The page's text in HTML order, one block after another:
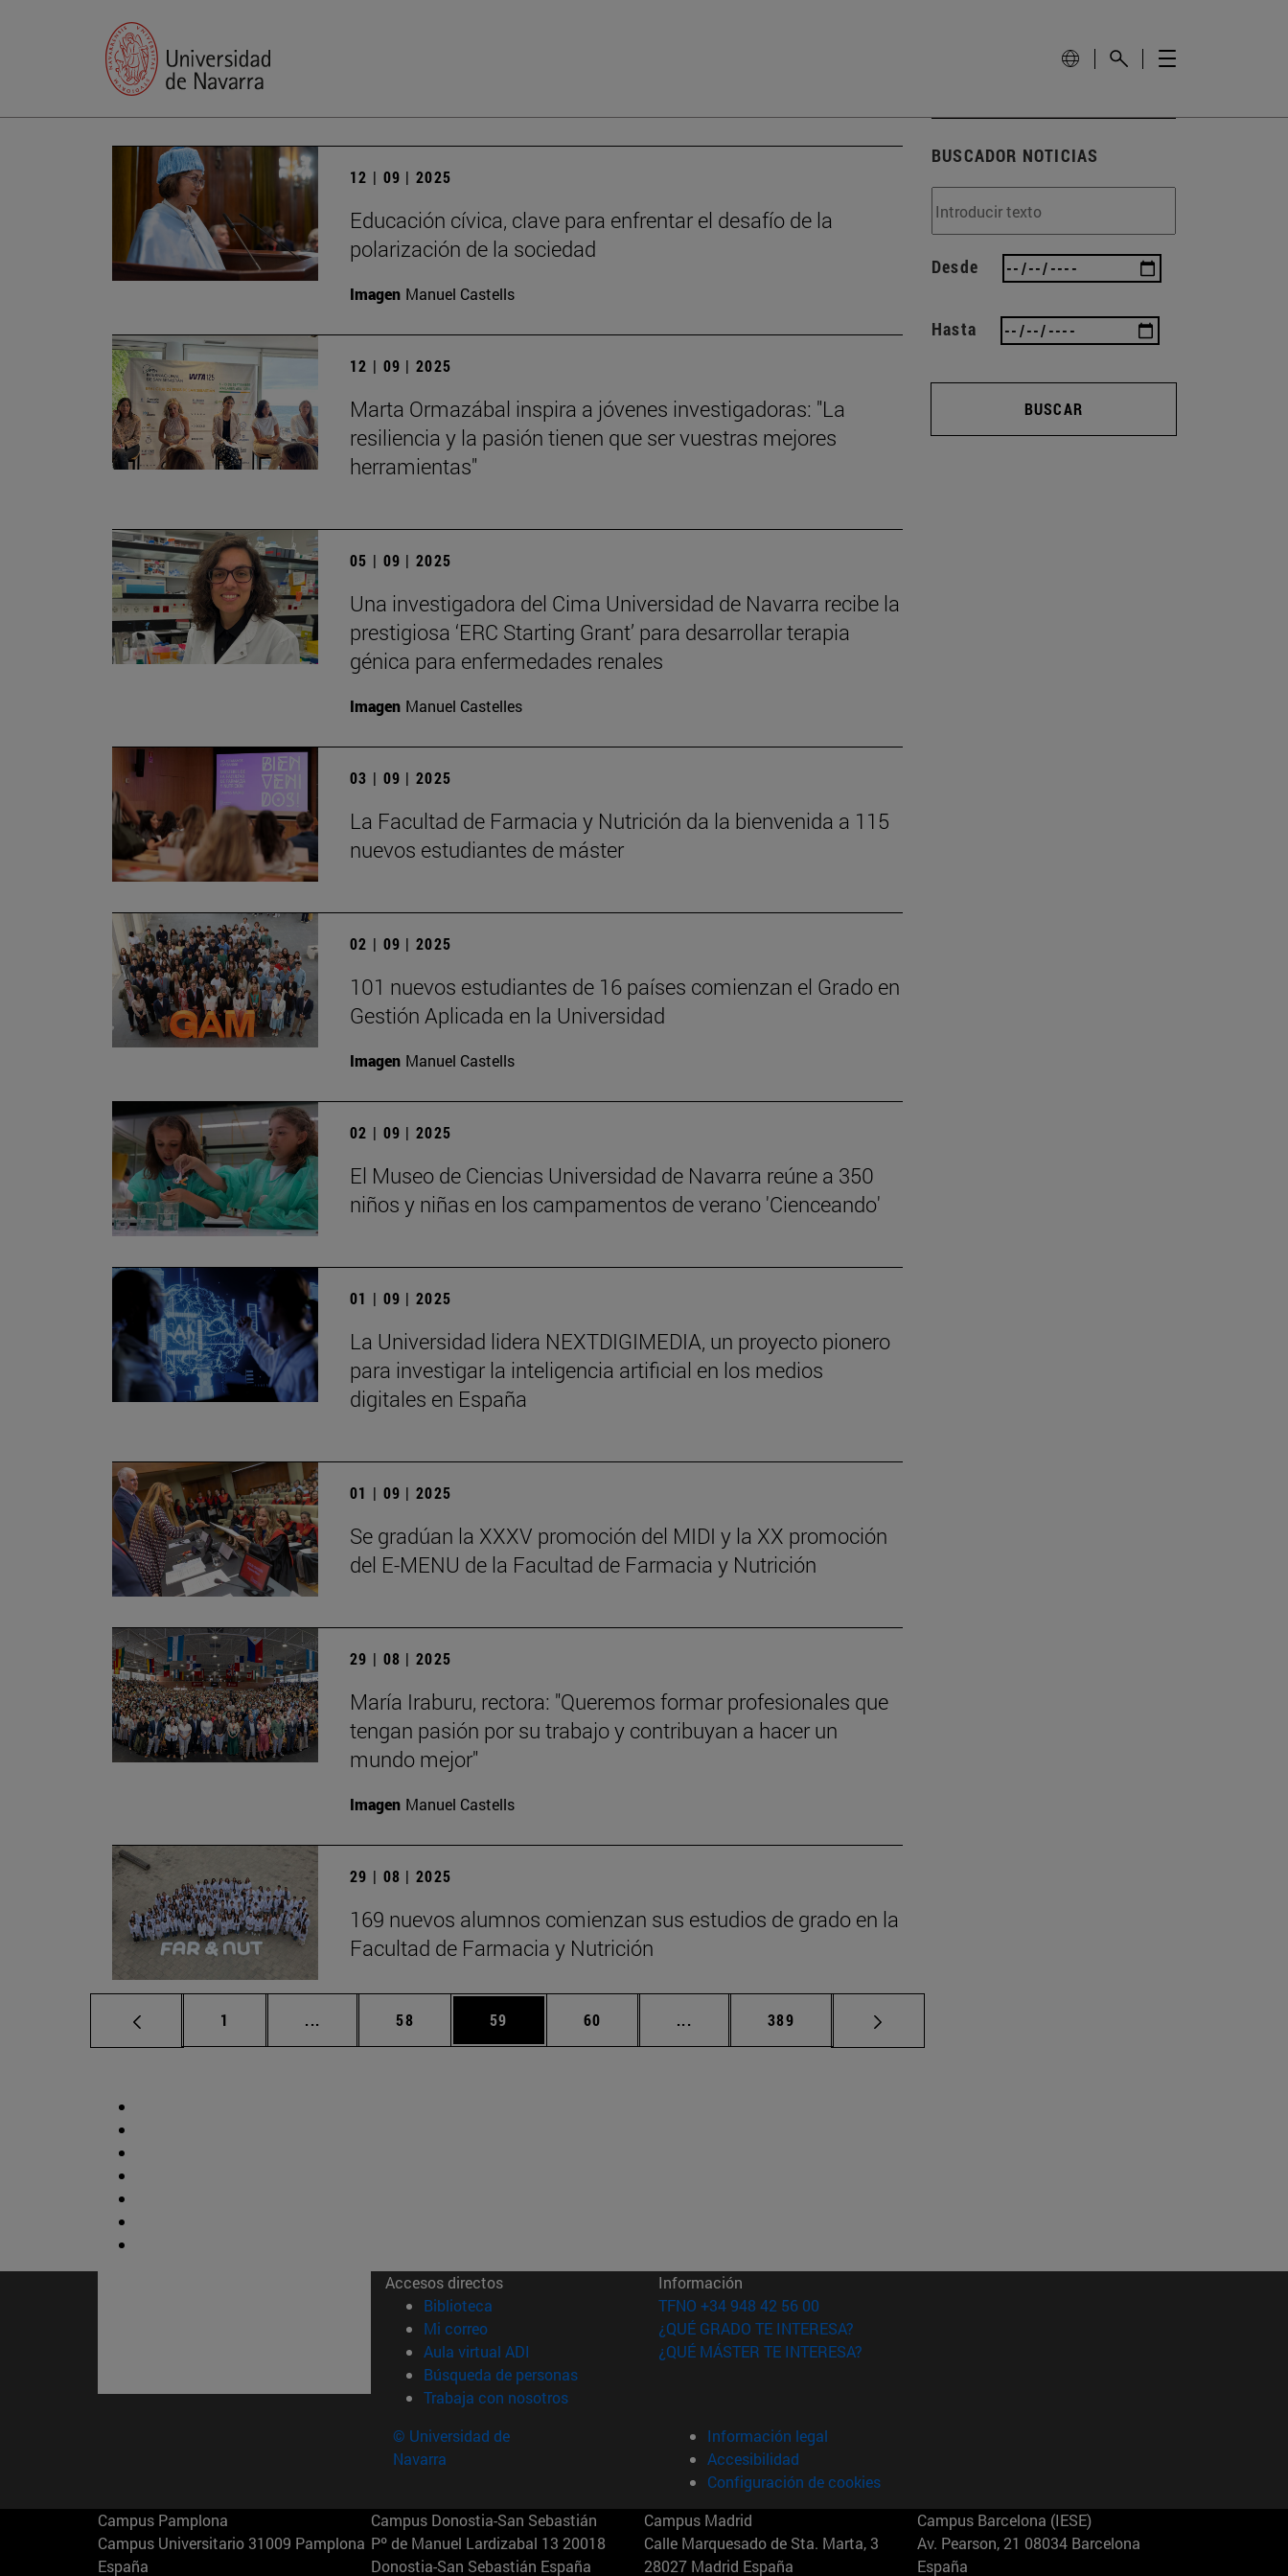
12 | 09 | 2025
Educación cívica, clave para enfrentar el desafío de la
polarización de la sociedad
Imagen Manuel Castells
12 | 09 | 2025
Marta Ormazábal inspira a jóvenes investigadoras: "La
resiliencia y la pasión tienen que ser vuestras mejores
herramientas"
05 | 09 | 2025
Una investigadora del Cima Universidad de Navarra recibe la
prestigiosa ‘ERC Starting Grant’ para desarrollar terapia
génica para enfermedades renales
Imagen Manuel Castelles
03 | 09 | 2025
La Facultad de Farmacia y Nutrición da la bienvenida a 115
nuevos estudiantes de máster
02 | 09 | 2025
101 nuevos estudiantes de 16 países comienzan el Grado en
Gestión Aplicada en la Universidad
Imagen Manuel Castells
02 | 09 | 2025
El Museo de Ciencias Universidad de Navarra reúne a 350
niños y niñas en los campamentos de verano 'Cienceando'
01 | 09 | 2025
La Universidad lidera NEXTDIGIMEDIA, un proyecto pionero
para investigar la inteligencia artificial en los medios
digitales en España
01 | 09 | 2025
Se gradúan la XXXV promoción del MIDI y la XX promoción
del E-MENU de la Facultad de Farmacia y Nutrición
29 | 08 | 2025
María Iraburu, rectora: "Queremos formar profesionales que
tengan pasión por su trabajo y contribuyan a hacer un
mundo mejor"
Imagen Manuel Castells
29 | 08 | 2025
169 nuevos alumnos comienzan sus estudios de grado en la
Facultad de Farmacia y Nutrición
Página
1 ... Páginas intermedias Use TAB para desplazarse.
Página
58 Página
59 Página
60 ... Páginas intermedias Use TAB para desplazarse.
Página
389
BUSCADOR NOTICIAS
Desde
Hasta
BUSCAR
Accesos directos
Biblioteca (abre en nueva ventana)
Mi correo(abre en nueva ventana)
Aula virtual ADI (abre en nueva ventana)
Búsqueda de personas(abre en nueva ventana)
Trabaja con nosotros(abre en nueva ventana)
Información
TFNO +34 948 42 56 00
¿QUÉ GRADO TE INTERESA?
¿QUÉ MÁSTER TE INTERESA?
© Universidad de
Navarra
Información legal
Accesibilidad
Configuración de cookies
Campus Pamplona
Campus Universitario 31009 Pamplona
España
Campus Donostia-San Sebastián
Pº de Manuel Lardizabal 13 20018
Donostia-San Sebastián España
Campus Madrid
Calle Marquesado de Sta. Marta, 3
28027 Madrid España
Campus Barcelona (IESE)
Av. Pearson, 21 08034 Barcelona
España